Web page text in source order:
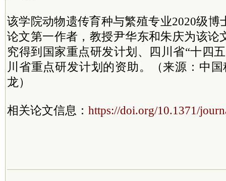
该学院动物遗传育种与繁殖专业2020级博
论文第一作者，教授尹华东和朱庆为该论
究得到国家重点研发计划、四川省“十四
川省重点研发计划的资助。（来源：中
龙）
相关论文信息： https://doi.org/10.1371/